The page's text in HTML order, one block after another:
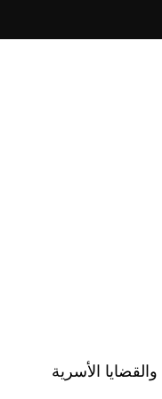
الأسرية